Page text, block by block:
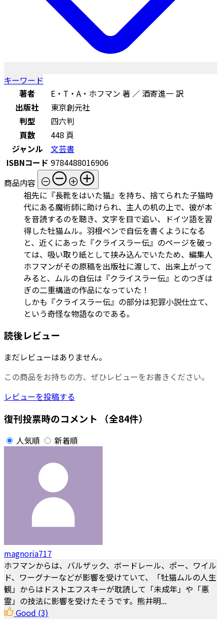
キーワード
著者
E・T・A・ホフマン 著 ／ 酒寄進一 訳
出版社
東京創元社
判型
四六判
頁数
448 頁
ジャンル
文芸書
ISBNコード 9784488016906
商品内容
祖先に『長靴をはいた猫』を持ち、捨てられた子猫時
代にある魔術師に助けられ、主人の机の上で、彼が本
を音読するのを聴き、文字を目で追い、ドイツ語を習
得した牡猫ムル。羽根ペンで自伝を書くようになる
と、近くにあった『クライスラー伝』のページを破っ
ては、吸い取り紙として挟み込んでいたため、編集人
ホフマンがその原稿を出版社に渡して、出来上がって
みると、ムルの自伝は『クライスラー伝』とのつぎは
ぎの二重構造の作品になっていた！
しかも『クライスラー伝』の部分は犯罪小説仕立て、
という奇怪な物語なのである。
読後レビュー
まだレビューはありません。
この商品をお持ちの方、ぜひレビューをお書きください。
レビューを投稿する
復刊投票時のコメント （全84件）
人気順 新着順
magnoria717
ホフマンからは、バルザック、ボードレール、ポー、ワイル
ド、ワーグナーなどが影響を受けていて、「牡猫ムルの人生
観」からはドストエフスキーが耽読して「未成年」や「悪
霊」の技法に影響を受けたそうです。熊井明...
Good (3)